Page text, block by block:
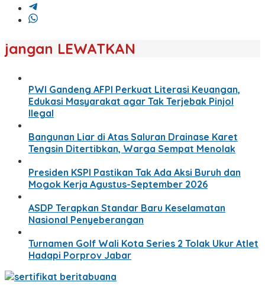
jangan LEWATKAN
PWI Gandeng AFPI Perkuat Literasi Keuangan,
Edukasi Masyarakat agar Tak Terjebak Pinjol
Ilegal
Bangunan Liar di Atas Saluran Drainase Karet
Tengsin Ditertibkan, Warga Sempat Menolak
Presiden KSPI Pastikan Tak Ada Aksi Buruh dan
Mogok Kerja Agustus-September 2026
ASDP Terapkan Standar Baru Keselamatan
Nasional Penyeberangan
Turnamen Golf Wali Kota Series 2 Tolak Ukur Atlet
Hadapi Porprov Jabar